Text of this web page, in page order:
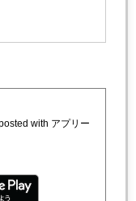
with アプリー